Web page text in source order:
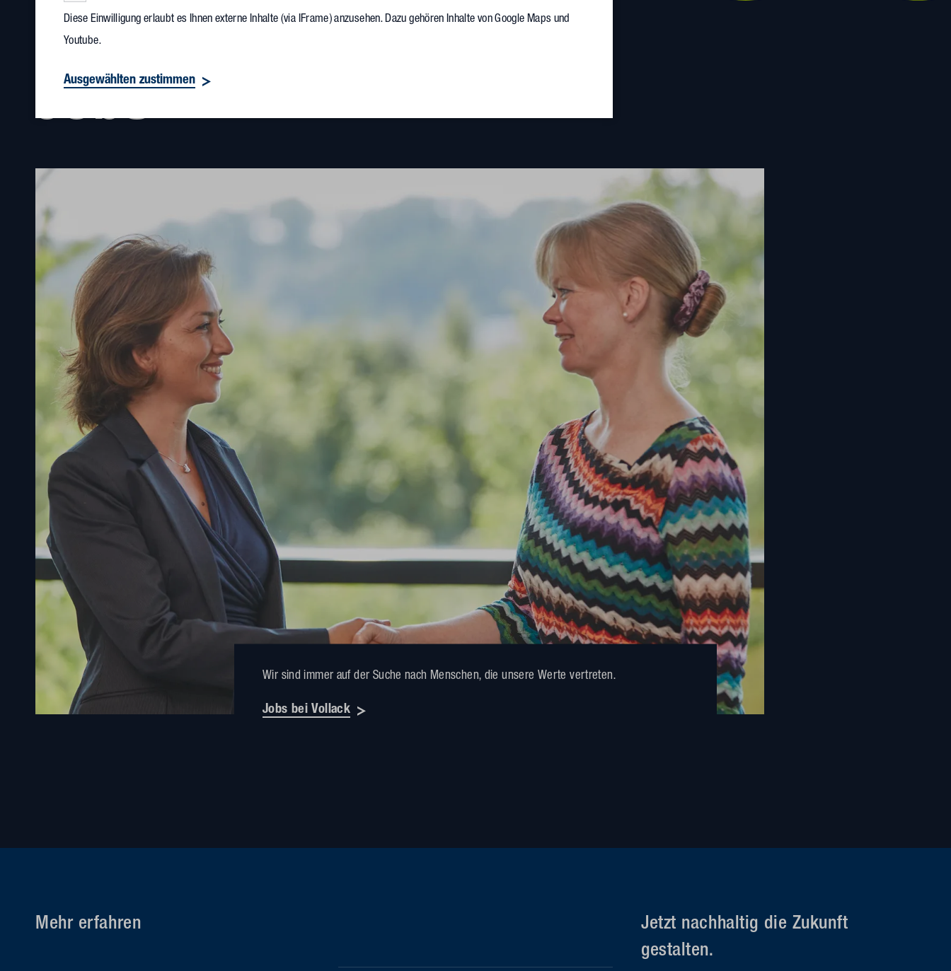
Jobs
Wir sind immer auf der Suche nach Menschen, die unsere Werte vertreten.
Jobs bei Vollack
Mehr erfahren
Jetzt nachhaltig die Zukunft
gestalten.
Diese Einwilligung erlaubt es Ihnen externe Inhalte (via IFrame) anzusehen. Dazu gehören Inhalte von Google Maps und
Youtube.
Ausgewählten zustimmen